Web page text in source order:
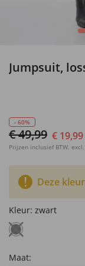
Jumpsuit,
- 60%
€ 49,99 € 19,99
Prijzen inclusief BTW, excl.
Deze
Kleur: zwart
Maat: